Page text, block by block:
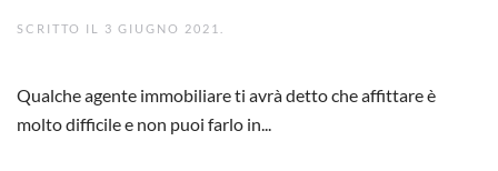
SCRITTO IL 3 GIUGNO 2021
Qualche agente immobiliare ti avrà detto che affittare è
molto difficile e non puoi farlo in...